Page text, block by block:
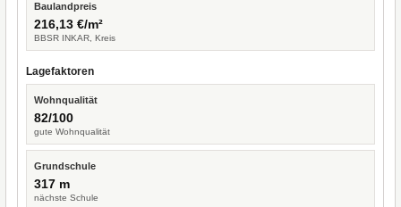
Baulandpreis
216,13 €/m²
BBSR INKAR, Kreis
Lagefaktoren
Wohnqualität
82/100
gute Wohnqualität
Grundschule
317 m
nächste Schule